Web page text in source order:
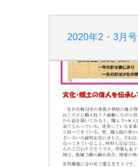
2020年2・3月号